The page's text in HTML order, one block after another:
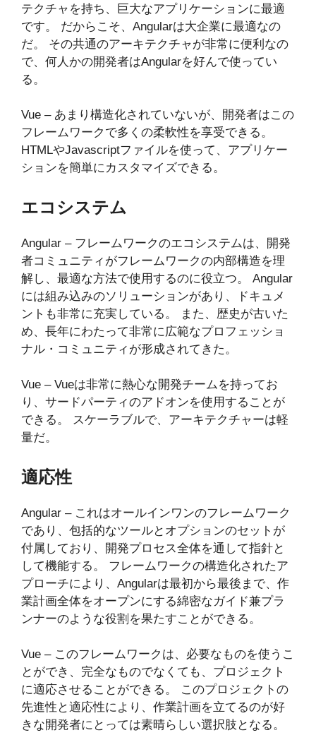
テクチャを持ち、巨大なアプリケーションに最適
です。 だからこそ、Angularは大企業に最適なの
だ。 その共通のアーキテクチャが非常に便利なの
で、何人かの開発者はAngularを好んで使ってい
る。
Vue – あまり構造化されていないが、開発者はこの
フレームワークで多くの柔軟性を享受できる。
HTMLやJavascriptファイルを使って、アプリケー
ションを簡単にカスタマイズできる。
エコシステム
Angular – フレームワークのエコシステムは、開発
者コミュニティがフレームワークの内部構造を理
解し、最適な方法で使用するのに役立つ。 Angular
には組み込みのソリューションがあり、ドキュメ
ントも非常に充実している。 また、歴史が古いた
め、長年にわたって非常に広範なプロフェッショ
ナル・コミュニティが形成されてきた。
Vue – Vueは非常に熱心な開発チームを持ってお
り、サードパーティのアドオンを使用することが
できる。 スケーラブルで、アーキテクチャーは軽
量だ。
適応性
Angular – これはオールインワンのフレームワーク
であり、包括的なツールとオプションのセットが
付属しており、開発プロセス全体を通して指針と
して機能する。 フレームワークの構造化されたア
プローチにより、Angularは最初から最後まで、作
業計画全体をオープンにする綿密なガイド兼プラ
ンナーのような役割を果たすことができる。
Vue – このフレームワークは、必要なものを使うこ
とができ、完全なものでなくても、プロジェクト
に適応させることができる。 このプロジェクトの
先進性と適応性により、作業計画を立てるのが好
きな開発者にとっては素晴らしい選択肢となる。